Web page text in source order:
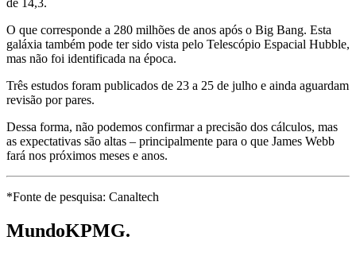
de 14,3.
O que corresponde a 280 milhões de anos após o Big Bang. Esta
galáxia também pode ter sido vista pelo Telescópio Espacial Hubble,
mas não foi identificada na época.
Três estudos foram publicados de 23 a 25 de julho e ainda aguardam
revisão por pares.
Dessa forma, não podemos confirmar a precisão dos cálculos, mas
as expectativas são altas – principalmente para o que James Webb
fará nos próximos meses e anos.
*Fonte de pesquisa: Canaltech
MundoKPMG.